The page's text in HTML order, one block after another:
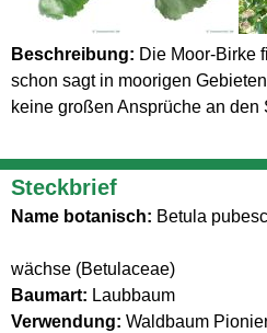
Beschreibung: Die Moor-Birke
schon sagt in moorigen
keine großen Ansprüche an den
Steckbrief
Name botanisch: Betula
wächse (Betulaceae)
Baumart: Laubbaum
Verwendung: Waldbaum